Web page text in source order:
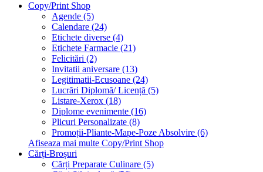
Copy/Print Shop
Agende (5)
Calendare (24)
Etichete diverse (4)
Etichete Farmacie (21)
Felicitări (2)
Invitatii aniversare (13)
Legitimatii-Ecusoane (24)
Lucrări Diplomă/ Licență (5)
Listare-Xerox (18)
Diplome evenimente (16)
Plicuri Personalizate (8)
Promoții-Pliante-Mape-Poze Absolvire (6)
Afiseaza mai multe Copy/Print Shop
Cărți-Broșuri
Cărți Preparate Culinare (5)